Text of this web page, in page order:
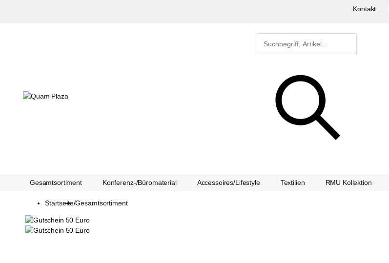
Kontakt
Gesamtsortiment Konferenz-/Büromaterial Accessoires/Lifestyle Textilien RMU Kollektion
Startseite/Gesamtsortiment